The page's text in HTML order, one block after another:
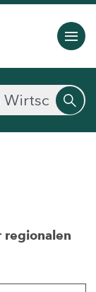
regionalen